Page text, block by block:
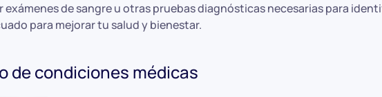
de sangre u otras pruebas diagnósticas necesarias para
para mejorar tu salud y bienestar.
de condiciones médicas